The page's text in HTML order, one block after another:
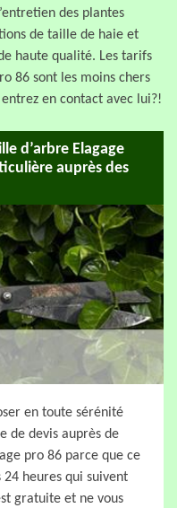
des plantes
de taille de haie et
haute qualité. Les tarifs
86 sont les moins chers
en contact avec lui?!
d’arbre Elagage
auprès des
en toute sérénité
de devis auprès de
pro 86 parce que ce
heures qui suivent
gratuite et ne vous